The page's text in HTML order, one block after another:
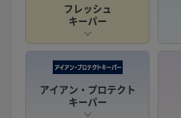
フレッシュ
キーパー
アイアン・プロテクト
キーパー